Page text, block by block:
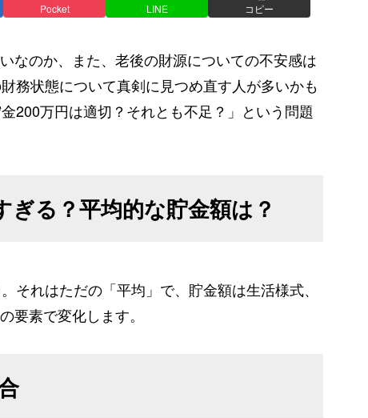
Pocket LINE コピー
なのか、また、老後の財源についての不安感は
務状態について真剣に見つめ直す人が多いかも
200万円は適切？それとも不足？」という問題
る？平均的な貯金額は？
それはただの「平均」で、貯金額は生活様式、
要素で変化します。